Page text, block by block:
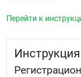
Перейти к